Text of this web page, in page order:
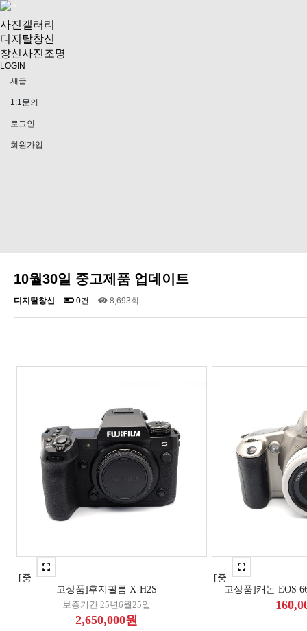
사진갤러리
디지탈창신
창신사진조명
LOGIN
새글
1:1문의
로그인
회원가입
10월30일 중고제품 업데이트
디지탈창신 0건 8,693회
[중
고상품]후지필름 X-H2S
보증기간 25년6월25일
2,650,000원
[중
고상품]캐논 EOS